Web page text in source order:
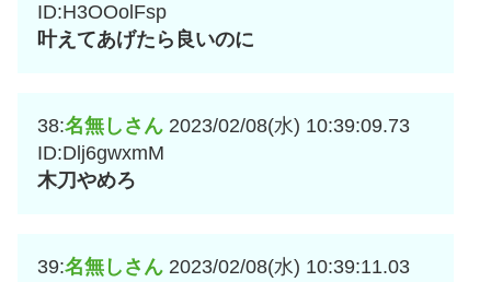
ID:H3OOolFsp
叶えてあげたら良いのに
38:名無しさん 2023/02/08(水) 10:39:09.73
ID:Dlj6gwxmM
木刀やめろ
39:名無しさん 2023/02/08(水) 10:39:11.03